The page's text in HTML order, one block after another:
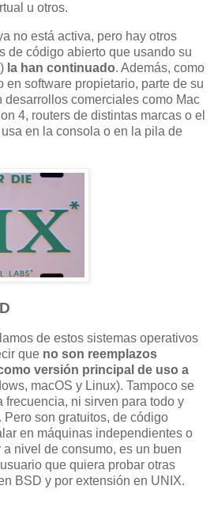
u otros.
no está activa, pero hay otros
de código abierto que usando su
la han continuado. Además, como
en software propietario, parte de su
desarrollos comerciales como Mac
4, routers de distintas marcas o el
en la consola o en la pila de
de estos sistemas operativos
que no son reemplazos
versión principal de uso a
macOS y Linux). Tampoco se
frecuencia, ni sirven para todo y
Pero son gratuitos, de código
en máquinas independientes o
nivel de consumo, es un buen
que quiera probar otras
BSD y por extensión en UNIX.